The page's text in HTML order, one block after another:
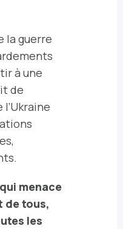
la guerre
à une
de
l’Ukraine
menace
de tous,
les